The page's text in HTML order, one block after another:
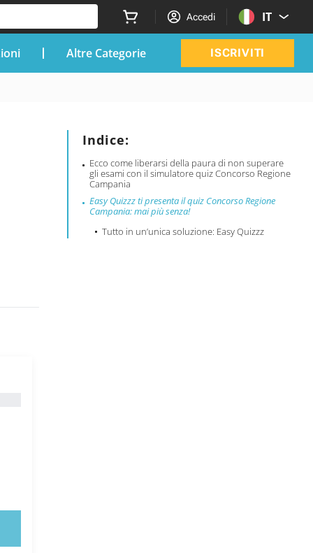
Accedi IT
Altre Categorie ISCRIVITI
Indice:
Ecco come liberarsi della paura di non superare
gli esami con il simulatore quiz Concorso Regione
Campania
Easy Quizzz ti presenta il quiz Concorso Regione
Campania: mai più senza!
Tutto in un’unica soluzione: Easy Quizzz